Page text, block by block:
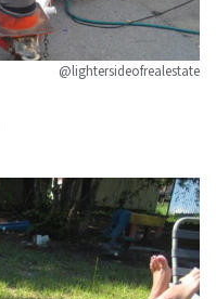
@lightersideofrealestate